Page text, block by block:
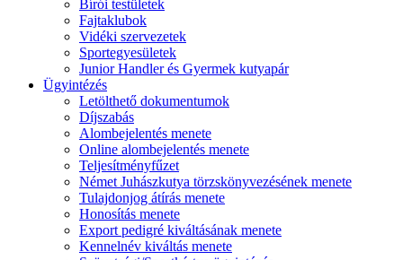
Bírói testületek
Fajtaklubok
Vidéki szervezetek
Sportegyesületek
Junior Handler és Gyermek kutyapár
Ügyintézés
Letölthető dokumentumok
Díjszabás
Alombejelentés menete
Online alombejelentés menete
Teljesítményfűzet
Német Juhászkutya törzskönyvezésének menete
Tulajdonjog átírás menete
Honosítás menete
Export pedigré kiváltásának menete
Kennelnév kiváltás menete